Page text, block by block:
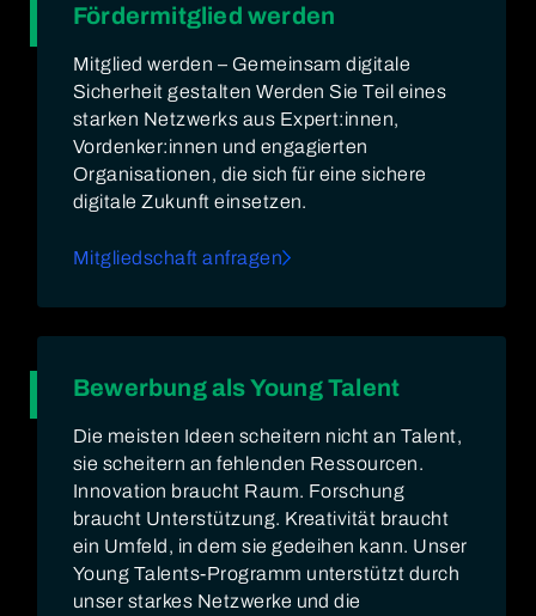
Fördermitglied werden
Mitglied werden – Gemeinsam digitale
Sicherheit gestalten Werden Sie Teil eines
starken Netzwerks aus Expert:innen,
Vordenker:innen und engagierten
Organisationen, die sich für eine sichere
digitale Zukunft einsetzen.
Mitgliedschaft anfragen
Bewerbung als Young Talent
Die meisten Ideen scheitern nicht an Talent,
sie scheitern an fehlenden Ressourcen.
Innovation braucht Raum. Forschung
braucht Unterstützung. Kreativität braucht
ein Umfeld, in dem sie gedeihen kann. Unser
Young Talents-Programm unterstützt durch
unser starkes Netzwerke und die